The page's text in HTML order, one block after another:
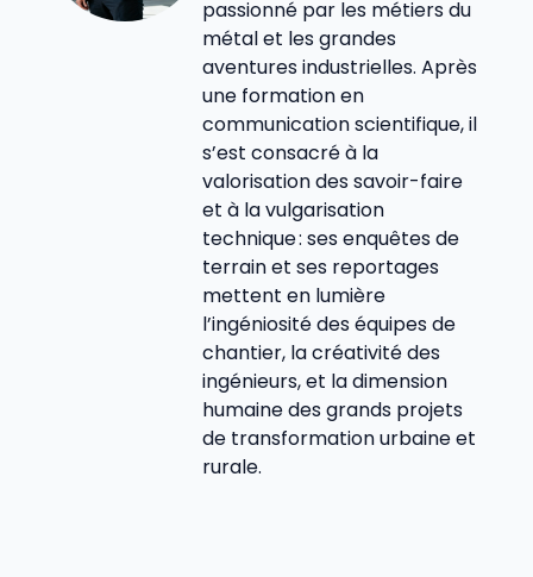
passionné par les métiers du
métal et les grandes
aventures industrielles. Après
une formation en
communication scientifique, il
s’est consacré à la
valorisation des savoir-faire
et à la vulgarisation
technique : ses enquêtes de
terrain et ses reportages
mettent en lumière
l’ingéniosité des équipes de
chantier, la créativité des
ingénieurs, et la dimension
humaine des grands projets
de transformation urbaine et
rurale.